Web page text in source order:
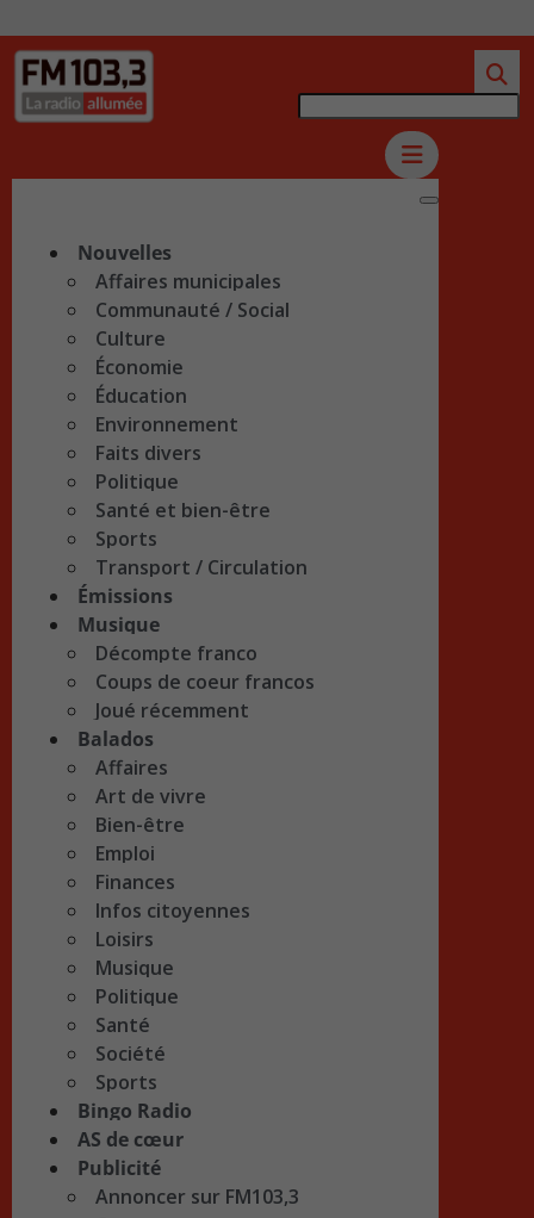
Nouvelles
Affaires municipales
Communauté / Social
Culture
Économie
Éducation
Environnement
Faits divers
Politique
Santé et bien-être
Sports
Transport / Circulation
Émissions
Musique
Décompte franco
Coups de coeur francos
Joué récemment
Balados
Affaires
Art de vivre
Bien-être
Emploi
Finances
Infos citoyennes
Loisirs
Musique
Politique
Santé
Société
Sports
Bingo Radio
AS de cœur
Publicité
Annoncer sur FM103,3